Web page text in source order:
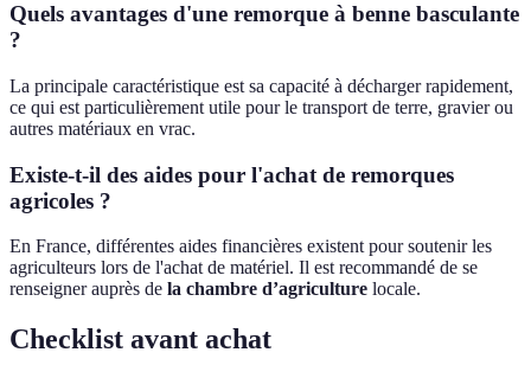
Quels avantages d'une remorque à benne basculante
?
La principale caractéristique est sa capacité à décharger rapidement,
ce qui est particulièrement utile pour le transport de terre, gravier ou
autres matériaux en vrac.
Existe-t-il des aides pour l'achat de remorques
agricoles ?
En France, différentes aides financières existent pour soutenir les
agriculteurs lors de l'achat de matériel. Il est recommandé de se
renseigner auprès de la chambre d’agriculture locale.
Checklist avant achat